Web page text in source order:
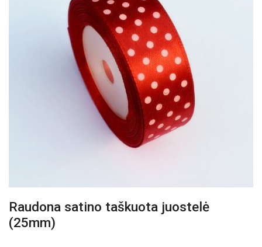
Raudona satino taškuota juostelė
(25mm)